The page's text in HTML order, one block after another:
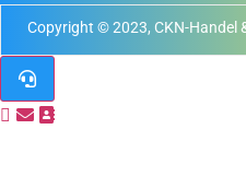
Copyright © 2023, CKN-Handel